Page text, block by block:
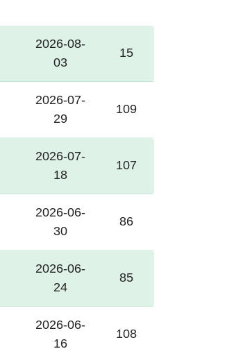
2026-08-
03
15
2026-07-
29
109
2026-07-
18
107
2026-06-
30
86
2026-06-
24
85
2026-06-
16
108